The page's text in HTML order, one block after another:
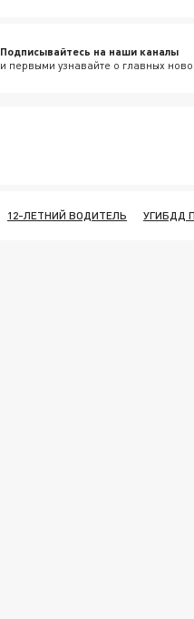
Подписывайтесь на наши каналы
и первыми узнавайте о главных
12-ЛЕТНИЙ ВОДИТЕЛЬ УГИБДД